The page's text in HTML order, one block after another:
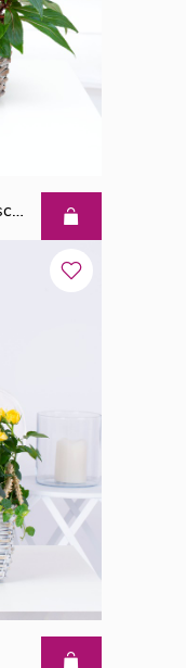
Pflanzenarrangement "Fleißiges Lieschen"